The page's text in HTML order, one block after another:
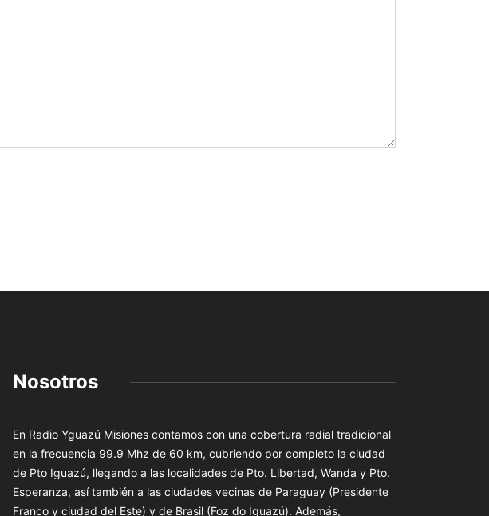
Nosotros
En Radio Yguazú Misiones contamos con una cobertura radial tradicional
en la frecuencia 99.9 Mhz de 60 km, cubriendo por completo la ciudad
de Pto Iguazú, llegando a las localidades de Pto. Libertad, Wanda y Pto.
Esperanza, así también a las ciudades vecinas de Paraguay (Presidente
Franco y ciudad del Este) y de Brasil (Foz do Iguazú). Además,